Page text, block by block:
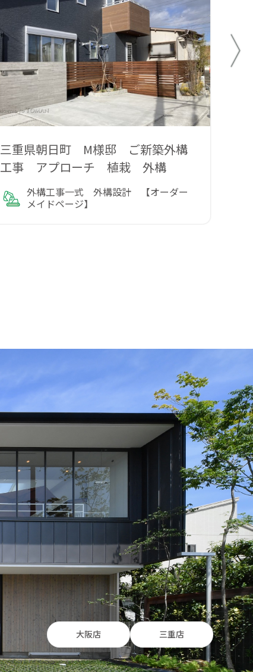
三重県朝日町 M様邸 ご新築外構
工事 アプローチ 植栽 外構
外構工事一式 外構設計 【オーダー
メイドページ】
大阪店 三重店